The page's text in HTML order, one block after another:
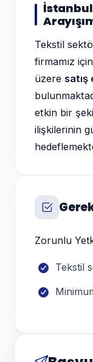
Tekstil
firmamız
üzere satış
etkin bir
ilişkilerinin
Zorunlu
Tekstil